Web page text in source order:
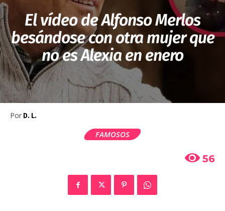
El vídeo de Alfonso Merlos
besándose con otra mujer que
no es Alexia en enero
Por D. L.
FAMOSOS
56